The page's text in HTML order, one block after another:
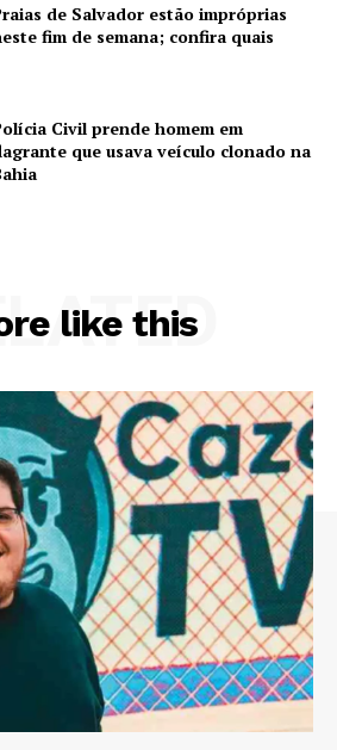
de Salvador estão impróprias
fim de semana; confira quais
Civil prende homem em
que usava veículo clonado na
like this